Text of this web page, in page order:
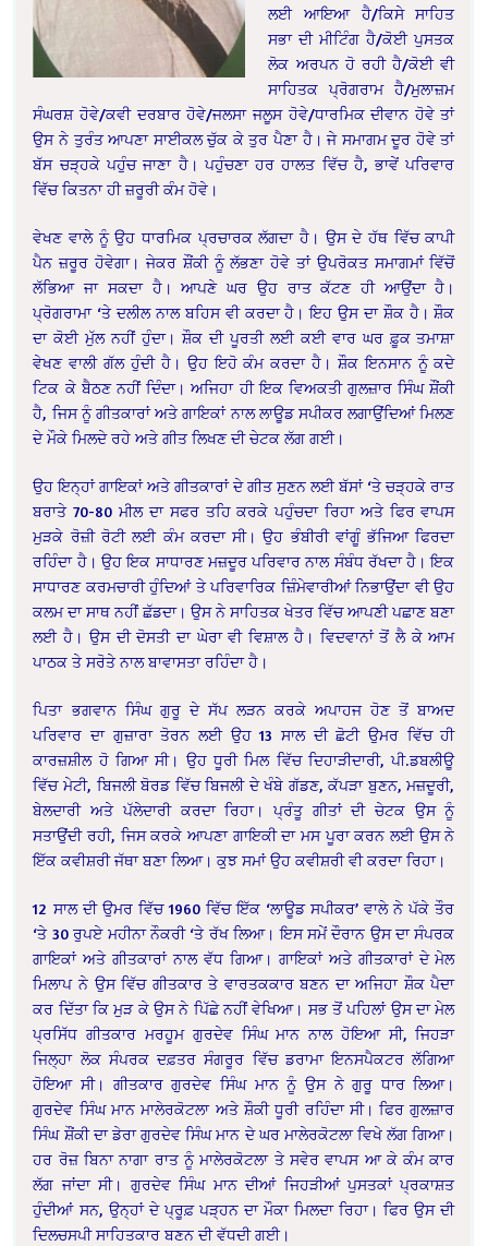
ਲਈ ਆਇਆ ਹੈ/ਕਿਸੇ ਸਾਹਿਤ
ਸਭਾ ਦੀ ਮੀਟਿੰਗ ਹੈ/ਕੋਈ ਪੁਸਤਕ
ਲੋਕ ਅਰਪਨ ਹੋ ਰਹੀ ਹੈ/ਕੋਈ ਵੀ
ਸਾਹਿਤਕ ਪ੍ਰੋਗਰਾਮ ਹੈ/ਮੁਲਾਜ਼ਮ
ਸੰਘਰਸ਼ ਹੋਵੇ/ਕਵੀ ਦਰਬਾਰ ਹੋਵੇ/ਜਲਸਾ ਜਲੂਸ ਹੋਵੇ/ਧਾਰਮਿਕ ਦੀਵਾਨ ਹੋਵੇ ਤਾਂ
ਉਸ ਨੇ ਤੁਰੰਤ ਆਪਣਾ ਸਾਈਕਲ ਚੁੱਕ ਕੇ ਤੁਰ ਪੈਣਾ ਹੈ। ਜੇ ਸਮਾਗਮ ਦੂਰ ਹੋਵੇ ਤਾਂ
ਬੱਸ ਚੜ੍ਹਕੇ ਪਹੁੰਚ ਜਾਣਾ ਹੈ। ਪਹੁੰਚਣਾ ਹਰ ਹਾਲਤ ਵਿੱਚ ਹੈ, ਭਾਵੇਂ ਪਰਿਵਾਰ
ਵਿੱਚ ਕਿਤਨਾ ਹੀ ਜ਼ਰੂਰੀ ਕੰਮ ਹੋਵੇ।
ਵੇਖਣ ਵਾਲੇ ਨੂੰ ਉਹ ਧਾਰਮਿਕ ਪ੍ਰਚਾਰਕ ਲੱਗਦਾ ਹੈ। ਉਸ ਦੇ ਹੱਥ ਵਿੱਚ ਕਾਪੀ
ਪੈਨ ਜ਼ਰੂਰ ਹੋਵੇਗਾ। ਜੇਕਰ ਸ਼ੌਂਕੀ ਨੂੰ ਲੱਭਣਾ ਹੋਵੇ ਤਾਂ ਉਪਰੋਕਤ ਸਮਾਗਮਾਂ ਵਿੱਚੋਂ
ਲੱਭਿਆ ਜਾ ਸਕਦਾ ਹੈ। ਆਪਣੇ ਘਰ ਉਹ ਰਾਤ ਕੱਟਣ ਹੀ ਆਉਂਦਾ ਹੈ।
ਪ੍ਰੋਗਰਾਮਾ ‘ਤੇ ਦਲੀਲ ਨਾਲ ਬਹਿਸ ਵੀ ਕਰਦਾ ਹੈ। ਇਹ ਉਸ ਦਾ ਸ਼ੌਕ ਹੈ। ਸ਼ੌਕ
ਦਾ ਕੋਈ ਮੁੱਲ ਨਹੀਂ ਹੁੰਦਾ। ਸ਼ੌਕ ਦੀ ਪੂਰਤੀ ਲਈ ਕਈ ਵਾਰ ਘਰ ਫ਼ੂਕ ਤਮਾਸ਼ਾ
ਵੇਖਣ ਵਾਲੀ ਗੱਲ ਹੁੰਦੀ ਹੈ। ਉਹ ਇਹੋ ਕੰਮ ਕਰਦਾ ਹੈ। ਸ਼ੌਕ ਇਨਸਾਨ ਨੂੰ ਕਦੇ
ਟਿਕ ਕੇ ਬੈਠਣ ਨਹੀਂ ਦਿੰਦਾ। ਅਜਿਹਾ ਹੀ ਇਕ ਵਿਅਕਤੀ ਗੁਲਜ਼ਾਰ ਸਿੰਘ ਸ਼ੌਂਕੀ
ਹੈ, ਜਿਸ ਨੂੰ ਗੀਤਕਾਰਾਂ ਅਤੇ ਗਾਇਕਾਂ ਨਾਲ ਲਾਊਡ ਸਪੀਕਰ ਲਗਾਉਂਦਿਆਂ ਮਿਲਣ
ਦੇ ਮੌਕੇ ਮਿਲਦੇ ਰਹੇ ਅਤੇ ਗੀਤ ਲਿਖਣ ਦੀ ਚੇਟਕ ਲੱਗ ਗਈ।
ਉਹ ਇਨ੍ਹਾਂ ਗਾਇਕਾਂ ਅਤੇ ਗੀਤਕਾਰਾਂ ਦੇ ਗੀਤ ਸੁਣਨ ਲਈ ਬੱਸਾਂ ‘ਤੇ ਚੜ੍ਹਕੇ ਰਾਤ
ਬਰਾਤੇ 70-80 ਮੀਲ ਦਾ ਸਫਰ ਤਹਿ ਕਰਕੇ ਪਹੁੰਚਦਾ ਰਿਹਾ ਅਤੇ ਫਿਰ ਵਾਪਸ
ਮੁੜਕੇ ਰੋਜ਼ੀ ਰੋਟੀ ਲਈ ਕੰਮ ਕਰਦਾ ਸੀ। ਉਹ ਭੰਬੀਰੀ ਵਾਂਗੂੰ ਭੱਜਿਆ ਫਿਰਦਾ
ਰਹਿੰਦਾ ਹੈ। ਉਹ ਇਕ ਸਾਧਾਰਣ ਮਜ਼ਦੂਰ ਪਰਿਵਾਰ ਨਾਲ ਸੰਬੰਧ ਰੱਖਦਾ ਹੈ। ਇਕ
ਸਾਧਾਰਣ ਕਰਮਚਾਰੀ ਹੁੰਦਿਆਂ ਤੇ ਪਰਿਵਾਰਿਕ ਜ਼ਿੰਮੇਵਾਰੀਆਂ ਨਿਭਾਉਂਦਾ ਵੀ ਉਹ
ਕਲਮ ਦਾ ਸਾਥ ਨਹੀਂ ਛੱਡਦਾ। ਉਸ ਨੇ ਸਾਹਿਤਕ ਖੇਤਰ ਵਿੱਚ ਆਪਣੀ ਪਛਾਣ ਬਣਾ
ਲਈ ਹੈ। ਉਸ ਦੀ ਦੋਸਤੀ ਦਾ ਘੇਰਾ ਵੀ ਵਿਸ਼ਾਲ ਹੈ। ਵਿਦਵਾਨਾਂ ਤੋਂ ਲੈ ਕੇ ਆਮ
ਪਾਠਕ ਤੇ ਸਰੋਤੇ ਨਾਲ ਬਾਵਾਸਤਾ ਰਹਿੰਦਾ ਹੈ।
ਪਿਤਾ ਭਗਵਾਨ ਸਿੰਘ ਗੁਰੂ ਦੇ ਸੱਪ ਲੜਨ ਕਰਕੇ ਅਪਾਹਜ ਹੋਣ ਤੋਂ ਬਾਅਦ
ਪਰਿਵਾਰ ਦਾ ਗੁਜ਼ਾਰਾ ਤੋਰਨ ਲਈ ਉਹ 13 ਸਾਲ ਦੀ ਛੋਟੀ ਉਮਰ ਵਿੱਚ ਹੀ
ਕਾਰਜ਼ਸ਼ੀਲ ਹੋ ਗਿਆ ਸੀ। ਉਹ ਧੂਰੀ ਮਿਲ ਵਿੱਚ ਦਿਹਾੜੀਦਾਰੀ, ਪੀ.ਡਬਲੀਊ
ਵਿੱਚ ਮੇਟੀ, ਬਿਜਲੀ ਬੋਰਡ ਵਿੱਚ ਬਿਜਲੀ ਦੇ ਖੰਬੇ ਗੱਡਣ, ਕੱਪੜਾ ਬੁਣਨ, ਮਜ਼ਦੂਰੀ,
ਬੇਲਦਾਰੀ ਅਤੇ ਪੱਲੇਦਾਰੀ ਕਰਦਾ ਰਿਹਾ। ਪ੍ਰੰਤੂ ਗੀਤਾਂ ਦੀ ਚੇਟਕ ਉਸ ਨੂੰ
ਸਤਾਉਂਦੀ ਰਹੀ, ਜਿਸ ਕਰਕੇ ਆਪਣਾ ਗਾਇਕੀ ਦਾ ਮਸ ਪੂਰਾ ਕਰਨ ਲਈ ਉਸ ਨੇ
ਇੱਕ ਕਵੀਸ਼ਰੀ ਜੱਥਾ ਬਣਾ ਲਿਆ। ਕੁਝ ਸਮਾਂ ਉਹ ਕਵੀਸ਼ਰੀ ਵੀ ਕਰਦਾ ਰਿਹਾ।
12 ਸਾਲ ਦੀ ਉਮਰ ਵਿੱਚ 1960 ਵਿੱਚ ਇੱਕ ‘ਲਾਊਡ ਸਪੀਕਰ’ ਵਾਲੇ ਨੇ ਪੱਕੇ ਤੌਰ
‘ਤੇ 30 ਰੁਪਏ ਮਹੀਨਾ ਨੌਕਰੀ ‘ਤੇ ਰੱਖ ਲਿਆ। ਇਸ ਸਮੇਂ ਦੌਰਾਨ ਉਸ ਦਾ ਸੰਪਰਕ
ਗਾਇਕਾਂ ਅਤੇ ਗੀਤਕਾਰਾਂ ਨਾਲ ਵੱਧ ਗਿਆ। ਗਾਇਕਾਂ ਅਤੇ ਗੀਤਕਾਰਾਂ ਦੇ ਮੇਲ
ਮਿਲਾਪ ਨੇ ਉਸ ਵਿੱਚ ਗੀਤਕਾਰ ਤੇ ਵਾਰਤਕਕਾਰ ਬਣਨ ਦਾ ਅਜਿਹਾ ਸ਼ੌਕ ਪੈਦਾ
ਕਰ ਦਿੱਤਾ ਕਿ ਮੁੜ ਕੇ ਉਸ ਨੇ ਪਿੱਛੇ ਨਹੀਂ ਵੇਖਿਆ। ਸਭ ਤੋਂ ਪਹਿਲਾਂ ਉਸ ਦਾ ਮੇਲ
ਪ੍ਰਸਿੱਧ ਗੀਤਕਾਰ ਮਰਹੂਮ ਗੁਰਦੇਵ ਸਿੰਘ ਮਾਨ ਨਾਲ ਹੋਇਆ ਸੀ, ਜਿਹੜਾ
ਜਿਲ੍ਹਾ ਲੋਕ ਸੰਪਰਕ ਦਫ਼ਤਰ ਸੰਗਰੂਰ ਵਿੱਚ ਡਰਾਮਾ ਇਨਸਪੈਕਟਰ ਲੱਗਿਆ
ਹੋਇਆ ਸੀ। ਗੀਤਕਾਰ ਗੁਰਦੇਵ ਸਿੰਘ ਮਾਨ ਨੂੰ ਉਸ ਨੇ ਗੁਰੂ ਧਾਰ ਲਿਆ।
ਗੁਰਦੇਵ ਸਿੰਘ ਮਾਨ ਮਾਲੇਰਕੋਟਲਾ ਅਤੇ ਸ਼ੌਕੀ ਧੂਰੀ ਰਹਿੰਦਾ ਸੀ। ਫਿਰ ਗੁਲਜ਼ਾਰ
ਸਿੰਘ ਸ਼ੌਂਕੀ ਦਾ ਡੇਰਾ ਗੁਰਦੇਵ ਸਿੰਘ ਮਾਨ ਦੇ ਘਰ ਮਾਲੇਰਕੋਟਲਾ ਵਿਖੇ ਲੱਗ ਗਿਆ।
ਹਰ ਰੋਜ਼ ਬਿਨਾ ਨਾਗਾ ਰਾਤ ਨੂੰ ਮਾਲੇਰਕੋਟਲਾ ਤੇ ਸਵੇਰ ਵਾਪਸ ਆ ਕੇ ਕੰਮ ਕਾਰ
ਲੱਗ ਜਾਂਦਾ ਸੀ। ਗੁਰਦੇਵ ਸਿੰਘ ਮਾਨ ਦੀਆਂ ਜਿਹੜੀਆਂ ਪੁਸਤਕਾਂ ਪ੍ਰਕਾਸ਼ਤ
ਹੁੰਦੀਆਂ ਸਨ, ਉਨ੍ਹਾਂ ਦੇ ਪ੍ਰੂਫ਼ ਪੜ੍ਹਨ ਦਾ ਮੌਕਾ ਮਿਲਦਾ ਰਿਹਾ। ਫਿਰ ਉਸ ਦੀ
ਦਿਲਚਸਪੀ ਸਾਹਿਤਕਾਰ ਬਣਨ ਦੀ ਵੱਧਦੀ ਗਈ।